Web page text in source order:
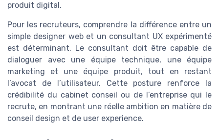
produit digital.
Pour les recruteurs, comprendre la différence entre un
simple designer web et un consultant UX expérimenté
est déterminant. Le consultant doit être capable de
dialoguer avec une équipe technique, une équipe
marketing et une équipe produit, tout en restant
l’avocat de l’utilisateur. Cette posture renforce la
crédibilité du cabinet conseil ou de l’entreprise qui le
recrute, en montrant une réelle ambition en matière de
conseil design et de user experience.